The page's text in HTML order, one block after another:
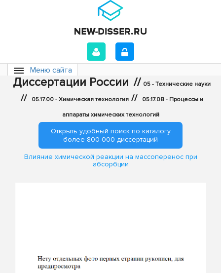
Меню сайта
Диссертации России // 05 - Технические науки
// 05.17.00 - Химическая технология // 05.17.08 - Процессы и
аппараты химических технологий
Открыть удобный поиск по каталогу
более 800 000 диссертаций
Влияние химической реакции на массоперенос при
абсорбции